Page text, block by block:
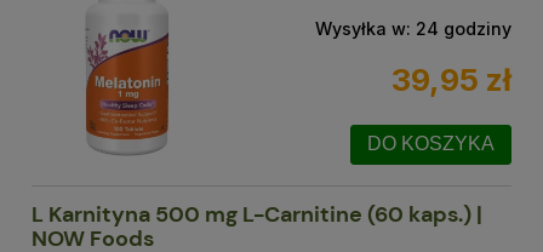
Wysyłka w: 24 godziny
39,95 zł
DO KOSZYKA
L Karnityna 500 mg L-Carnitine (60 kaps.) |
NOW Foods